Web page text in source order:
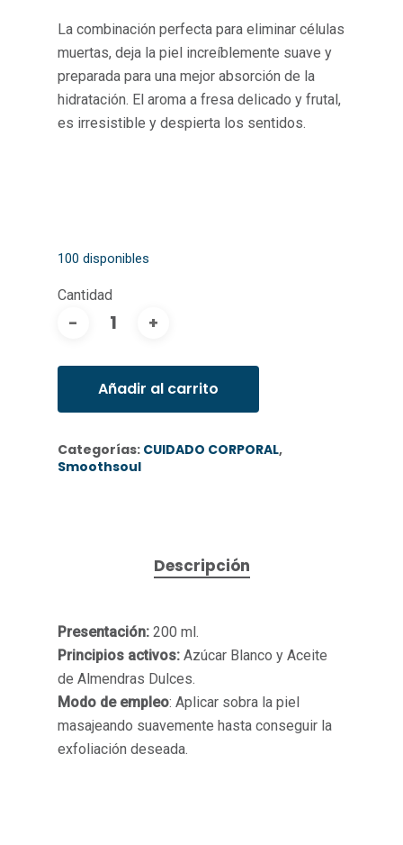
La combinación perfecta para eliminar células
muertas, deja la piel increíblemente suave y
preparada para una mejor absorción de la
hidratación. El aroma a fresa delicado y frutal,
es irresistible y despierta los sentidos.
100 disponibles
Añadir al carrito
Categorías: CUIDADO CORPORAL,
Smoothsoul
Descripción
Presentación: 200 ml.
Principios activos: Azúcar Blanco y Aceite
de Almendras Dulces.
Modo de empleo: Aplicar sobra la piel
masajeando suavemente hasta conseguir la
exfoliación deseada.